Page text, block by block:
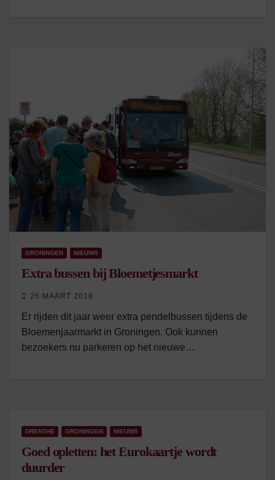
GRONINGEN NIEUWS
Extra bussen bij Bloemetjesmarkt
26 MAART 2018
Er rijden dit jaar weer extra pendelbussen tijdens de
Bloemenjaarmarkt in Groningen. Ook kunnen
bezoekers nu parkeren op het nieuwe…
DRENTHE GRONINGEN NIEUWS
Goed opletten: het Eurokaartje wordt
duurder